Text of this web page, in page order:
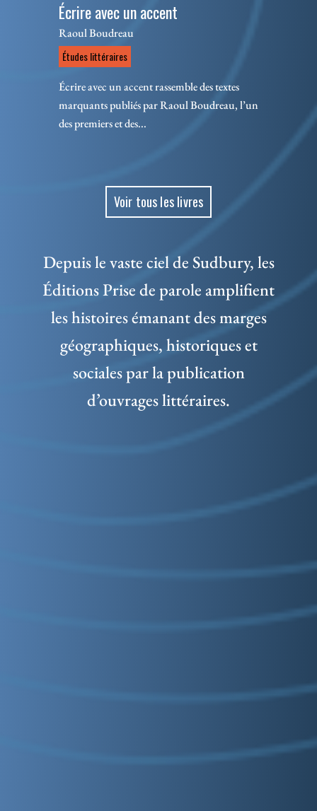
Écrire avec un accent
Raoul Boudreau
Études littéraires
Écrire avec un accent rassemble des textes
marquants publiés par Raoul Boudreau, l’un
des premiers et des...
Voir tous les livres
Depuis le vaste ciel de Sudbury, les
Éditions Prise de parole amplifient
les histoires émanant des marges
géographiques, historiques et
sociales par la publication
d’ouvrages littéraires.